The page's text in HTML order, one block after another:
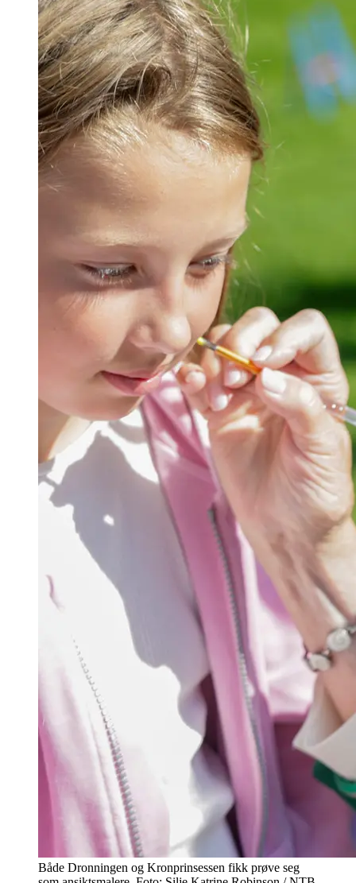
Både Dronningen og Kronprinsessen fikk prøve seg